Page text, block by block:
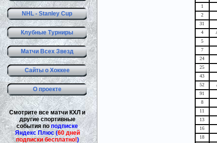
NHL - Stanley Cup
Клубные Турниры
Матчи Всех Звезд
Сайты о Хоккее
О проекте
Смотрите все матчи КХЛ и
другие спортивные
события поподписке
Яндекс Плюс (60 дней
подписки бесплатно!)
1
2
31
4
5
7
24
25
43
52
91
8
11
13
16
18